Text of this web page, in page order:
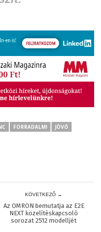
FORRADALMI
JÖVŐ
KÖVETKEZŐ →
Az OMRON bemutatja az E2E
NEXT közelítéskapcsoló
sorozat 2512 modelljét